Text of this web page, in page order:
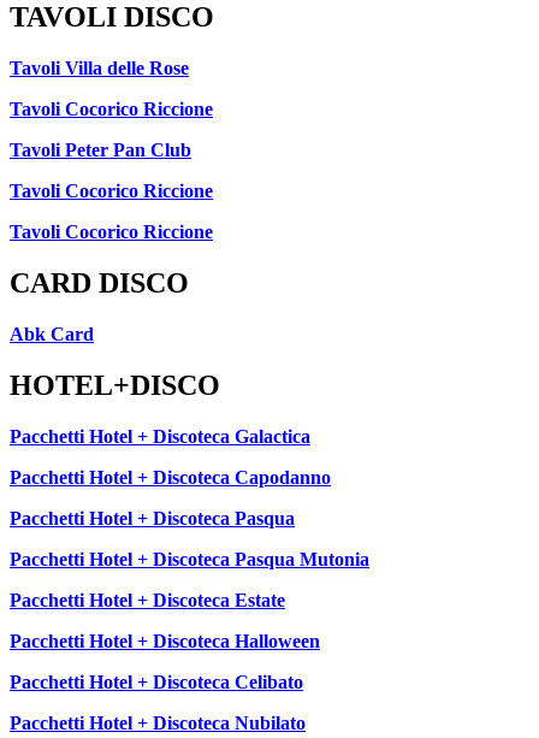
TAVOLI DISCO
Tavoli Villa delle Rose
Tavoli Cocorico Riccione
Tavoli Peter Pan Club
Tavoli Cocorico Riccione
Tavoli Cocorico Riccione
CARD DISCO
Abk Card
HOTEL+DISCO
Pacchetti Hotel + Discoteca Galactica
Pacchetti Hotel + Discoteca Capodanno
Pacchetti Hotel + Discoteca Pasqua
Pacchetti Hotel + Discoteca Pasqua Mutonia
Pacchetti Hotel + Discoteca Estate
Pacchetti Hotel + Discoteca Halloween
Pacchetti Hotel + Discoteca Celibato
Pacchetti Hotel + Discoteca Nubilato